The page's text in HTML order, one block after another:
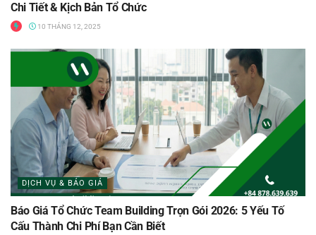
Chi Tiết & Kịch Bản Tổ Chức
10 THÁNG 12, 2025
DỊCH VỤ & BÁO GIÁ
Báo Giá Tổ Chức Team Building Trọn Gói 2026: 5 Yếu Tố
Cấu Thành Chi Phí Bạn Cần Biết